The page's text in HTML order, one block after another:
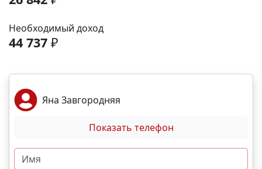
-12 минут. Выгодные условия покупки:
Беспроцентная рассрочка от застройщика;
Семейная, военная ,IT- ипотека; Материнский
нами прямо сейчас и мы подберем лучший вариант
именно для вас! N4108
Необходимый доход
44 737 ₽
Яна Завгородняя
Показать телефон